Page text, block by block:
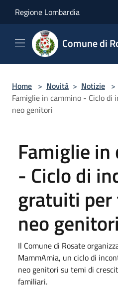
Regione Lombardia
Comune di
Home > Novità > Notizie >
Famiglie in cammino - Ciclo
neo genitori
Famiglie
- Ciclo di
gratuiti
neo genitori
Il Comune di Rosate
MammAmia, un ciclo di
neo genitori su temi di
familiari.